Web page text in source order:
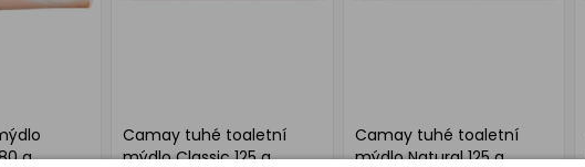
g
Camay tuhé toaletní
mýdlo Classic 125 g
Camay tuhé toaletní
mýdlo Natural 125 g